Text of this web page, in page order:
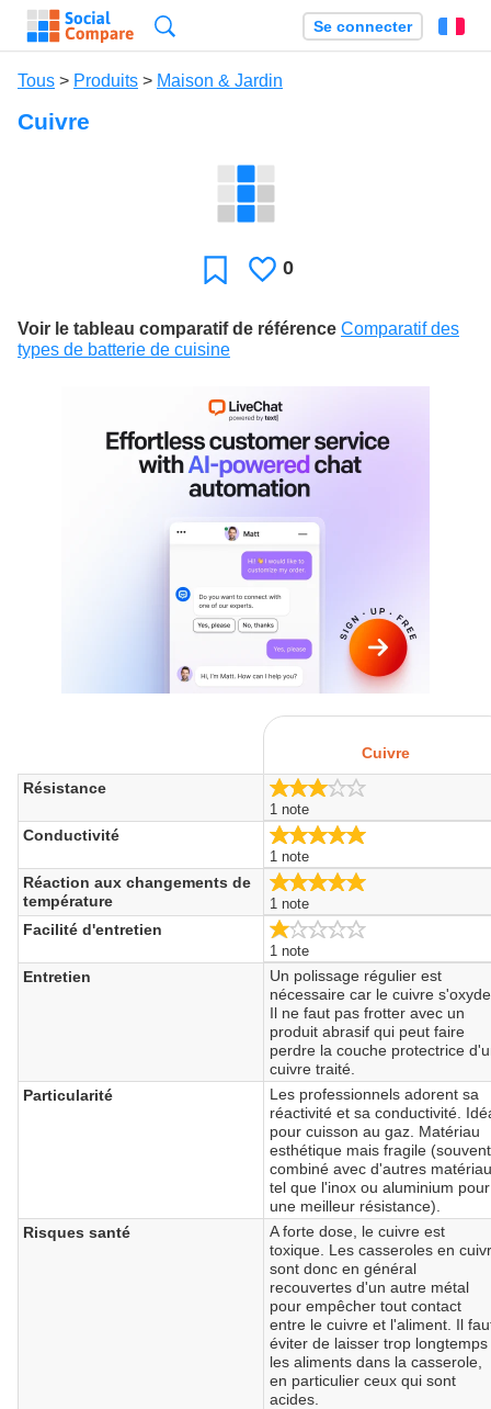
Se connecter
Tous > Produits > Maison & Jardin
Cuivre
Favori J'aime
0
Voir le tableau comparatif de référence Comparatif des
types de batterie de cuisine
Cuivre
Résistance
1 note
Conductivité
1 note
Réaction aux changements de
température
1 note
Facilité d'entretien
1 note
Entretien
Un polissage régulier est
nécessaire car le cuivre
Il ne faut pas frotter avec un
produit abrasif qui peut faire
perdre la couche protectrice
cuivre traité.
Particularité
Les professionnels adorent sa
réactivité et sa conductivité.
pour cuisson au gaz. Matériau
esthétique mais fragile (souvent
combiné avec d'autres
tel que l'inox ou aluminium pour
une meilleur résistance).
Risques santé
A forte dose, le cuivre est
toxique. Les casseroles en
sont donc en général
recouvertes d'un autre métal
pour empêcher tout contact
entre le cuivre et l'aliment. Il
éviter de laisser trop longtemps
les aliments dans la casserole,
en particulier ceux qui sont
acides.